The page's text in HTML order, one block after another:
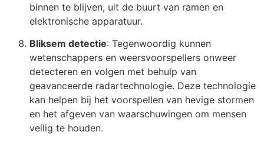
binnen te blijven, uit de buurt van ramen en
elektronische apparatuur.
Bliksem detectie: Tegenwoordig kunnen
wetenschappers en weersvoorspellers onweer
detecteren en volgen met behulp van
geavanceerde radartechnologie. Deze technologie
kan helpen bij het voorspellen van hevige stormen
en het afgeven van waarschuwingen om mensen
veilig te houden.